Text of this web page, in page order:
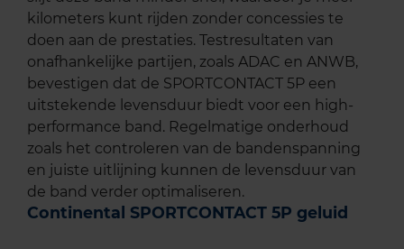
kilometers kunt rijden zonder concessies te
doen aan de prestaties. Testresultaten van
onafhankelijke partijen, zoals ADAC en ANWB,
bevestigen dat de SPORTCONTACT 5P een
uitstekende levensduur biedt voor een high-
performance band. Regelmatige onderhoud
zoals het controleren van de bandenspanning
en juiste uitlijning kunnen de levensduur van
de band verder optimaliseren.
Continental SPORTCONTACT 5P geluid